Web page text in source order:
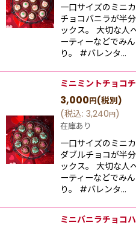
一口サイズのミニ
チョコバニラが半
ックス。 大切な人
ーティーなどでみ
り。 #バレンタ…
ミニミントチョコ
3,000円(税別)
(税込: 3,240円)
在庫あり
一口サイズのミニ
ダブルチョコが半
ックス。 大切な人
ーティーなどでみ
り。 #バレンタ…
ミニバニラチョコ